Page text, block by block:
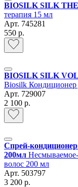
BIOSILK SILK
терапия 15 мл
Арт. 745281
550 р.
BIOSILK SILK
Biosilk
Арт. 729007
2 100 р.
Спрей-
200мл
волос 200 мл
Арт. 503797
3 200 р.